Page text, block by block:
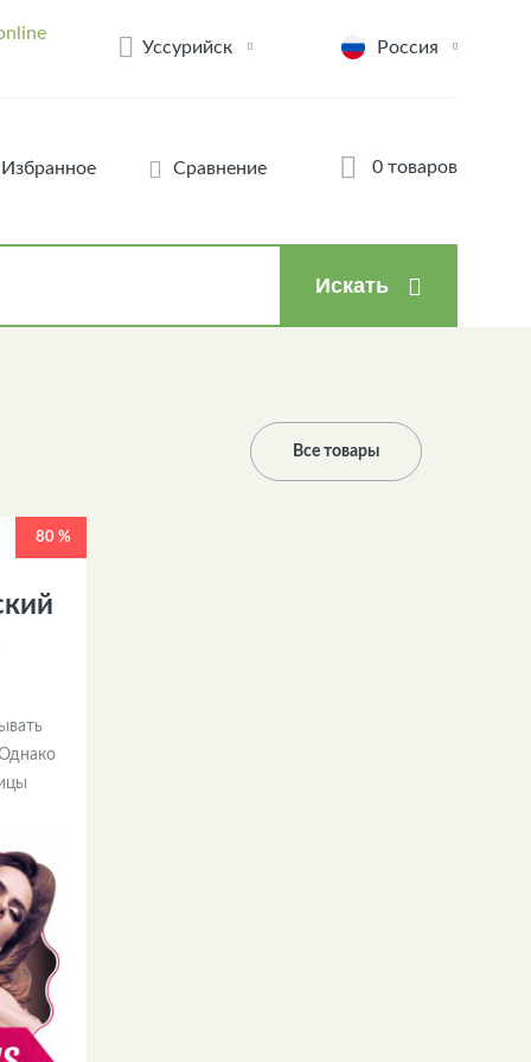
Уссурийск Россия
Избранное Сравнение 0 товаров
Искать
Все товары
80 %